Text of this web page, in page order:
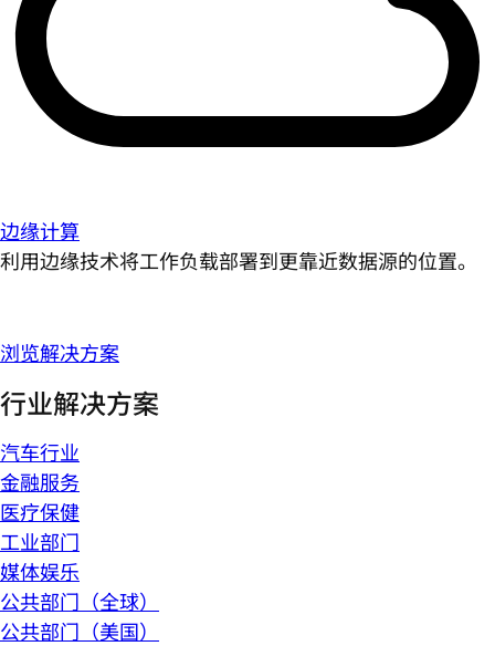
边缘计算
利用边缘技术将工作负载部署到更靠近数据源的位置。
浏览解决方案
行业解决方案
汽车行业
金融服务
医疗保健
工业部门
媒体娱乐
公共部门（全球）
公共部门（美国）